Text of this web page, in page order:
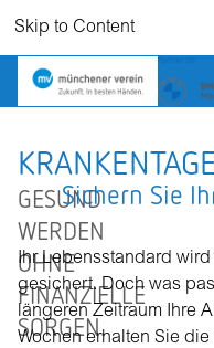
Skip to Content
GESUND
WERDEN
OHNE
FINANZIELLE
SORGEN.
Sichern Sie
Ihr Lebensstandard
gesichert. Doch was
längeren Zeitraum Ihre
Wochen erhalten Sie